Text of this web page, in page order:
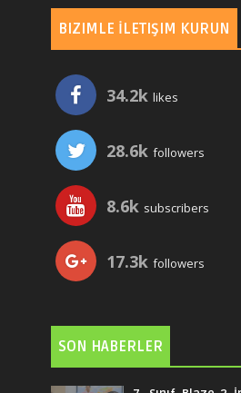
BIZIMLE İLETIŞIM KURUN
34.2k likes
28.6k followers
8.6k subscribers
17.3k followers
SON HABERLER